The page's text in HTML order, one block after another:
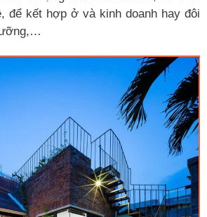
để kết hợp ở và kinh doanh hay đôi